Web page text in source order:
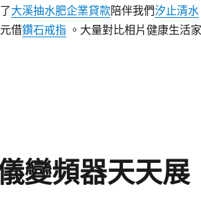
大溪抽水肥企業貸款陪伴我們汐止清水
借鑽石戒指。大量對比相片健康生活家
變頻器天天展